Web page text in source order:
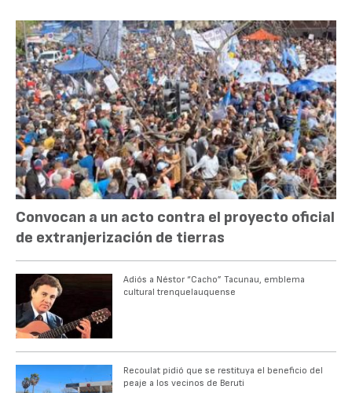
Convocan a un acto contra el proyecto oficial
de extranjerización de tierras
Adiós a Néstor “Cacho” Tacunau, emblema
cultural trenquelauquense
Recoulat pidió que se restituya el beneficio del
peaje a los vecinos de Beruti